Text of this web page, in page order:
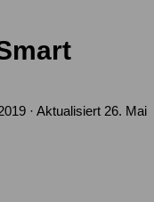
· Aktualisiert 26. Mai